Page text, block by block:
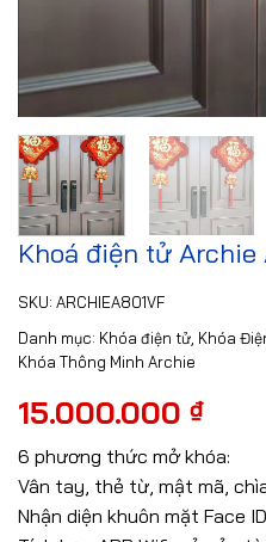
Khoá điện tử Archie
SKU: ARCHIEA801VF
Danh mục: Khóa điện tử Khóa
Khóa Thông Minh Archie
15.000.000 ₫
6 phương thức mở khóa:
Vân tay, thẻ từ, mật mã,
Nhận diện khuôn mặt Face